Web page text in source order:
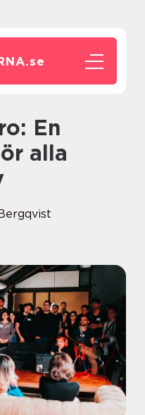
se
alla